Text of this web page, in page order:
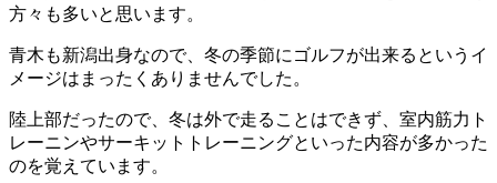
方々も多いと思います。
青木も新潟出身なので、冬の季節にゴルフが出来るというイ
メージはまったくありませんでした。
陸上部だったので、冬は外で走ることはできず、室内筋力ト
レーニンやサーキットトレーニングといった内容が多かった
のを覚えています。